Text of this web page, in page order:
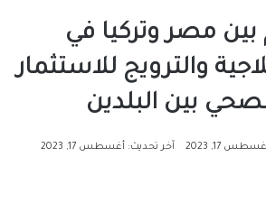
بين مصر وتركيا في
والترويج للاستثمار
بين البلدين
17, 2023 آخر تحديث: أغسطس 17, 2023